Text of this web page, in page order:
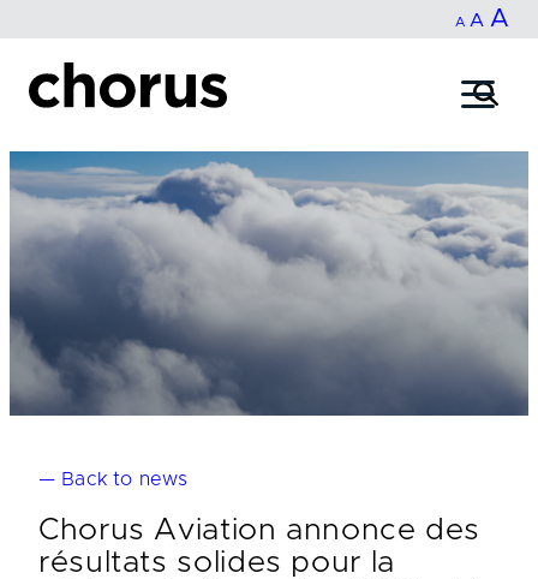
content
A Decrease
size.
A Reset
size.
A
— Back to news
Chorus Aviation annonce des
résultats solides pour la